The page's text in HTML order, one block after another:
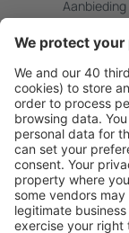
Zorgeloos
Bespaar